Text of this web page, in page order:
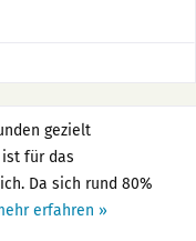
gezielt
für das
Da sich rund 80%
erfahren »